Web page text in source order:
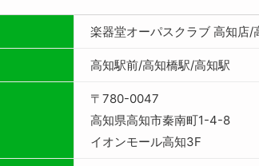
楽器堂オーパスクラブ 高知店/
高知駅前/高知橋駅/高知駅
〒780-0047
高知県高知市秦南町1-4-8
イオンモール高知3F